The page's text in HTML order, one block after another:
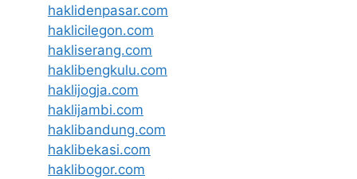
haklidenpasar.com
haklicilegon.com
hakliserang.com
haklibengkulu.com
haklijogja.com
haklijambi.com
haklibandung.com
haklibekasi.com
haklibogor.com